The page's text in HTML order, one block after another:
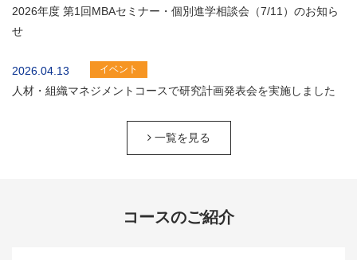
2026年度 第1回MBAセミナー・個別進学相談会（7/11）のお知ら
せ
2026.04.13 イベント
人材・組織マネジメントコースで研究計画発表会を実施しました
一覧を見る
コースのご紹介